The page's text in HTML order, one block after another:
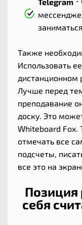
Также
Использовать
дистанционном
Лучше перед
преподавание
доску. Это
Whiteboard
отмечать все
подсчеты,
все это на
Позиция
себя